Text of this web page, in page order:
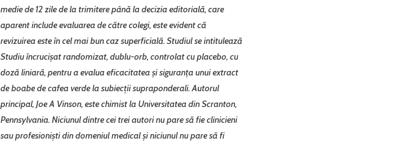
medie de 12 zile de la trimitere până la decizia editorială, care
aparent include evaluarea de către colegi, este evident că
revizuirea este în cel mai bun caz superficială. Studiul se intitulează
Studiu încrucișat randomizat, dublu-orb, controlat cu placebo, cu
doză liniară, pentru a evalua eficacitatea și siguranța unui extract
de boabe de cafea verde la subiecții supraponderali. Autorul
principal, Joe A Vinson, este chimist la Universitatea din Scranton,
Pennsylvania. Niciunul dintre cei trei autori nu pare să fie clinicieni
sau profesioniști din domeniul medical și niciunul nu pare să fi